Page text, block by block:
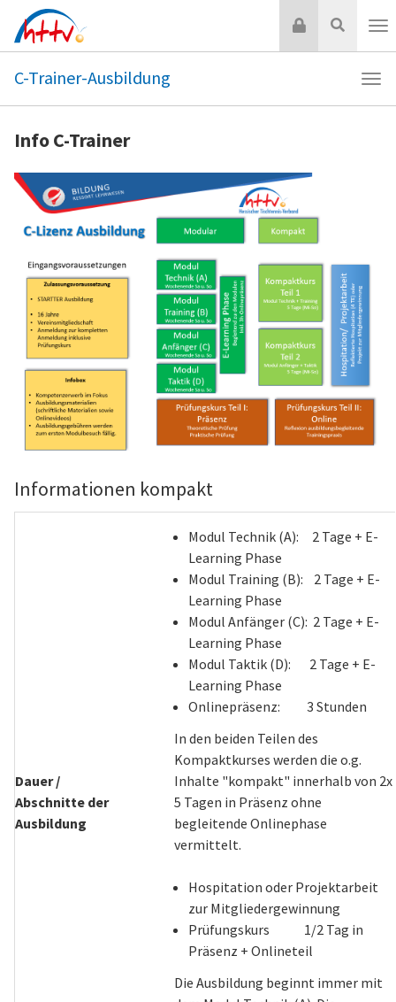
Inhalt
springen
Suche
Login
C-
C-Trainer-Ausbildung
Info C-Trainer
Informationen kompakt
Dauer /
Abschnitte der
Ausbildung
Modul Technik (A): 2 Tage + E-
Learning Phase
Modul Training (B): 2 Tage + E-
Learning Phase
Modul Anfänger (C): 2 Tage + E-
Learning Phase
Modul Taktik (D): 2 Tage + E-
Learning Phase
Onlinepräsenz: 3 Stunden
In den beiden Teilen des
Kompaktkurses werden die o.g.
Inhalte "kompakt" innerhalb von 2x
5 Tagen in Präsenz ohne
begleitende Onlinephase
vermittelt.
Hospitation oder Projektarbeit
zur Mitgliedergewinnung
Prüfungskurs 1/2 Tag in
Präsenz + Onlineteil
Die Ausbildung beginnt immer mit